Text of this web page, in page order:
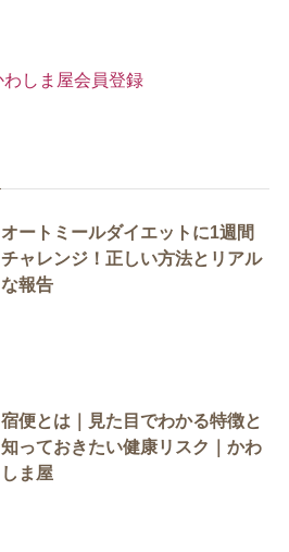
オートミールダイエットに1週間
チャレンジ！正しい方法とリアル
な報告
宿便とは｜見た目でわかる特徴と
知っておきたい健康リスク｜かわ
しま屋